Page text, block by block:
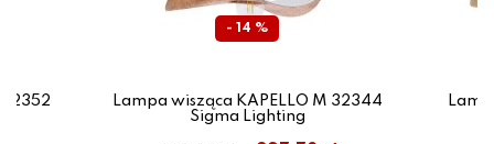
- 14 %
Lampa wisząca KAPELLO M 32344
Sigma Lighting